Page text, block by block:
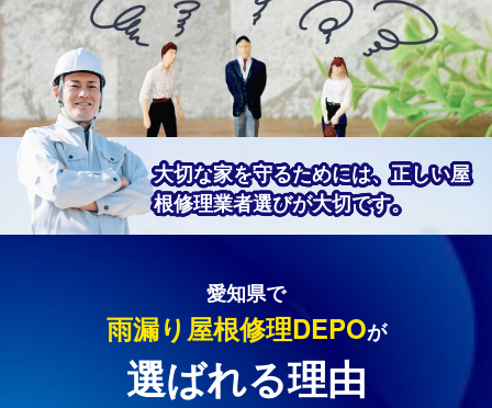
大切な家を守るためには、正しい屋
根修理業者選びが大切です。
愛知県で
雨漏り屋根修理DEPOが
選ばれる理由